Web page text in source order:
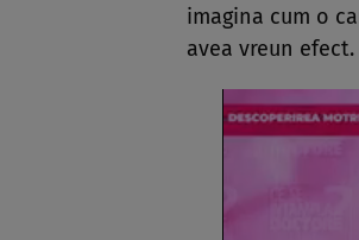
imagina cum o
avea vreun efect.